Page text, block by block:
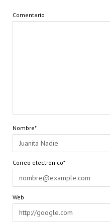
Comentario
Nombre*
Correo electrónico*
Web